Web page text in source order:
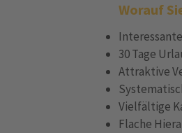
Worauf
30 Tage
Attraktive
Vielfältige
Flache